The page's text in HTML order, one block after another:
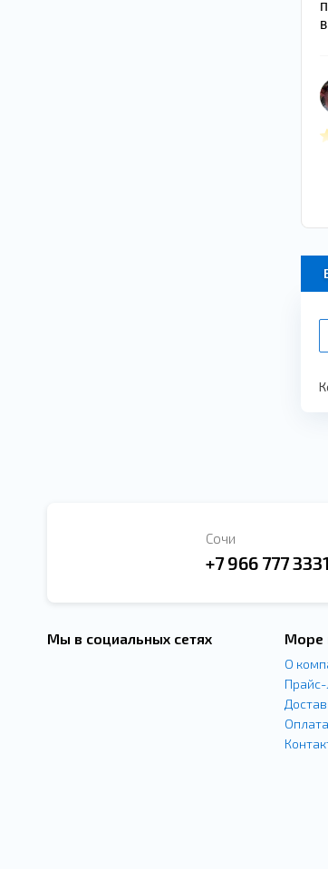
Сочи
+7 966 777 3331
Мы в социальных сетях Море
О
Прайс-
Оплата